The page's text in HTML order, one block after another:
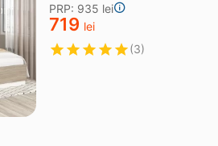
PRP: ‍935‍ lei
‍719‍ lei
(3)